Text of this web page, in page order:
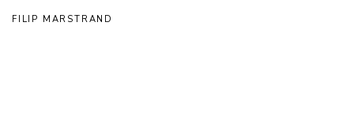
FILIP MARSTRAND